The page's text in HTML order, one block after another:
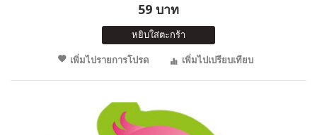
59 บาท
หยิบใส่ตะกร้า
เพิ่มไปรายการโปรด
เพิ่มไปเปรียบเทียบ